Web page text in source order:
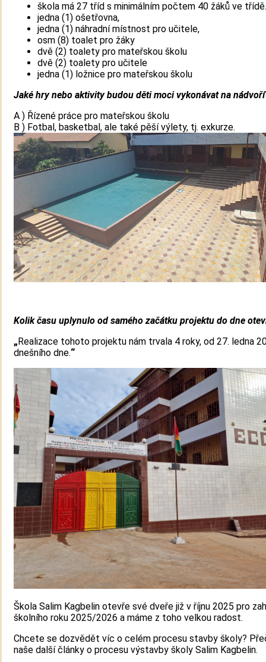
škola má 27 tříd s minimálním počtem 40 žáků ve třídě.
jedna (1) ošetřovna,
jedna (1) náhradní místnost pro učitele,
osm (8) toalet pro žáky
dvě (2) toalety pro mateřskou školu
dvě (2) toalety pro učitele
jedna (1) ložnice pro mateřskou školu
Jaké hry nebo aktivity budou děti moci vykonávat na
A ) Řízené práce pro mateřskou školu
B ) Fotbal, basketbal, ale také pěší výlety, tj. exkurze.
Kolik času uplynulo od samého začátku projektu do dne
„ Realizace tohoto projektu nám trvala 4 roky, od 27. ledna
dnešního dne.“
Škola Salim Kagbelin otevře své dveře již v říjnu 2025 pro
školního roku 2025/2026 a máme z toho velkou radost.
Chcete se dozvědět víc o celém procesu stavby školy?
naše další články o procesu výstavby školy Salim Kagbelin.